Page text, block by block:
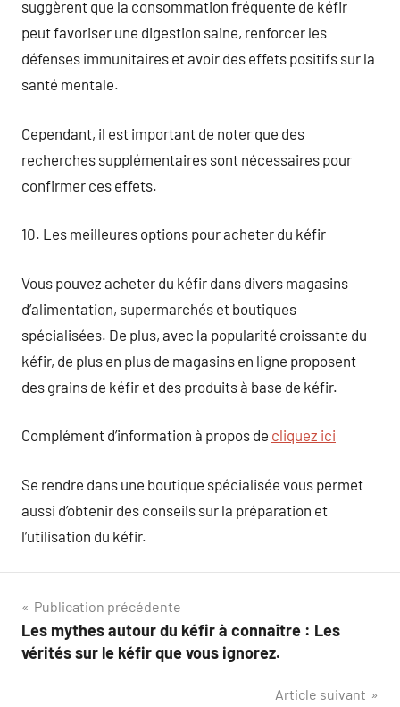
suggèrent que la consommation fréquente de kéfir
peut favoriser une digestion saine, renforcer les
défenses immunitaires et avoir des effets positifs sur la
santé mentale.
Cependant, il est important de noter que des
recherches supplémentaires sont nécessaires pour
confirmer ces effets.
10. Les meilleures options pour acheter du kéfir
Vous pouvez acheter du kéfir dans divers magasins
d’alimentation, supermarchés et boutiques
spécialisées. De plus, avec la popularité croissante du
kéfir, de plus en plus de magasins en ligne proposent
des grains de kéfir et des produits à base de kéfir.
Complément d’information à propos de cliquez ici
Se rendre dans une boutique spécialisée vous permet
aussi d’obtenir des conseils sur la préparation et
l’utilisation du kéfir.
Navigation
de
Publication précédente
Les mythes autour du kéfir à connaître : Les
vérités sur le kéfir que vous ignorez.
Article suivant